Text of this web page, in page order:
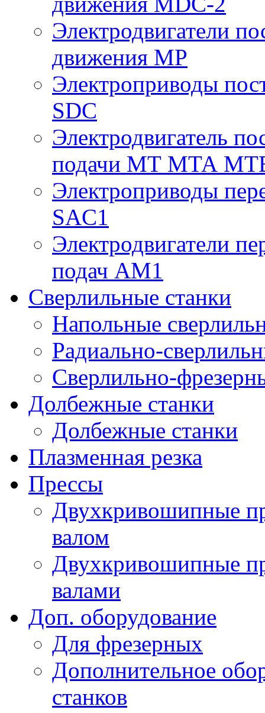
Электродвигатели
движения МР
Электроприводы
SDC
Электродвигатель
подачи МТ МТА
Электроприводы
SAC1
Электродвигатели
подач AM1
Сверлильные станки
Напольные
Радиально-
Сверлильно-
Долбежные станки
Долбежные станки
Плазменная резка
Прессы
Двухкривошипные
валом
Двухкривошипные
валами
Доп. оборудование
Для фрезерных
Дополнительное
станков